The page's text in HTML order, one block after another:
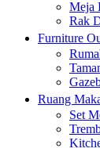
Meja
Rak
Furniture
Ruang
Set